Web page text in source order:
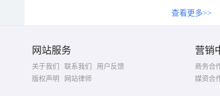
查看更多>>
网站服务
关于我们 联系我们
用户反馈
版权声明
网站律师
营销
商务合
媒资合